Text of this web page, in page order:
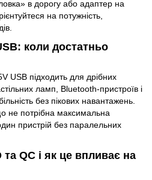
в дорогу або адаптер на
на потужність,
коли достатньо
USB підходить для дрібних
ламп, Bluetooth‑пристроїв і
без пікових навантажень.
не потрібна максимальна
пристрій без паралельних
QC і як це впливає на